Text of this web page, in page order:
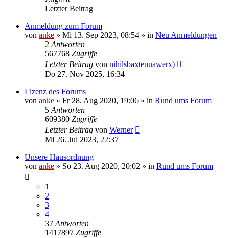
Letzter Beitrag
Anmeldung zum Forum
von anke » Mi 13. Sep 2023, 08:54 » in Neu Anmeldungen
2 Antworten
567768 Zugriffe
Letzter Beitrag von nihilsbaxtenuawerx)
Do 27. Nov 2025, 16:34
Lizenz des Forums
von anke » Fr 28. Aug 2020, 19:06 » in Rund ums Forum
5 Antworten
609380 Zugriffe
Letzter Beitrag von Werner
Mi 26. Jul 2023, 22:37
Unsere Hausordnung
von anke » So 23. Aug 2020, 20:02 » in Rund ums Forum
1
2
3
4
37 Antworten
1417897 Zugriffe